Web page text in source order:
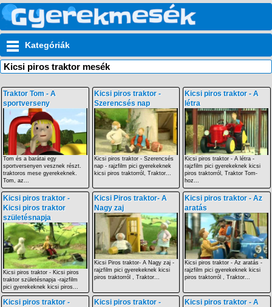
Kategóriák
Kicsi piros traktor mesék
Traktor Tom - A
sportverseny
Tom és a barátai egy
sportversenyen vesznek részt.
traktoros mese gyerekeknek.
Tom, az...
Kicsi piros traktor -
Szerencsés nap
Kicsi piros traktor - Szerencsés
nap - rajzfilm pici gyerekeknek
kicsi piros traktorról, Traktor...
Kicsi piros traktor - A
létra
Kicsi piros traktor - A létra -
rajzfilm pici gyerekeknek kicsi
piros traktorról, Traktor Tom-
hoz...
Kicsi piros traktor -
Kicsi piros traktor
születésnapja
Kicsi piros traktor - Kicsi piros
traktor születésnapja -rajzfilm
pici gyerekeknek kicsi piros...
Kicsi Piros traktor- A
Nagy zaj
Kicsi Piros traktor- A Nagy zaj -
rajzfilm pici gyerekeknek kicsi
piros traktorról , Traktor...
Kicsi piros traktor - Az
aratás
Kicsi piros traktor - Az aratás -
rajzfilm pici gyerekeknek kicsi
piros traktorról , Traktor...
Kicsi piros traktor -
Kicsi piros traktor -
Kicsi piros traktor - A